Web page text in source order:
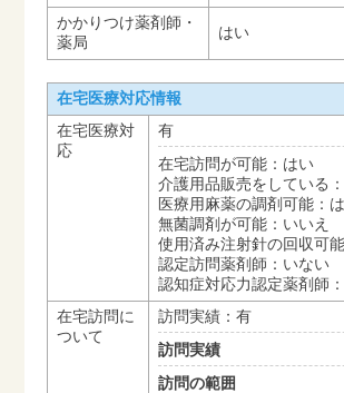
かかりつけ薬剤師・
薬局
はい
在宅医療対応情報
在宅医療対
応
有
在宅訪問が可能：はい
介護用品販売をしている
医療用麻薬の調剤可能：
無菌調剤が可能：いいえ
使用済み注射針の回収可
認定訪問薬剤師：いない
認知症対応力認定薬剤師
在宅訪問に
ついて
訪問実績：有
訪問実績
訪問の範囲